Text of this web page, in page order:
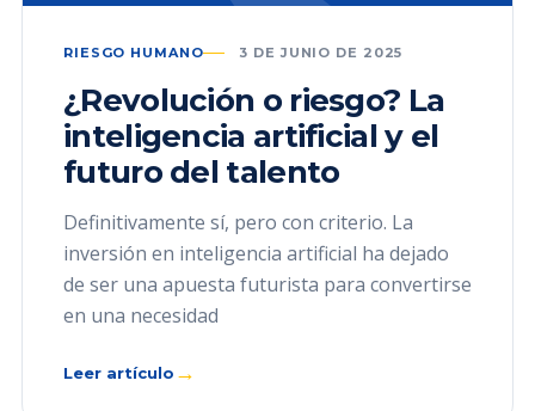
RIESGO HUMANO 3 DE JUNIO DE 2025
¿Revolución o riesgo? La
inteligencia artificial y el
futuro del talento
Definitivamente sí, pero con criterio. La
inversión en inteligencia artificial ha dejado
de ser una apuesta futurista para convertirse
en una necesidad
Leer artículo →